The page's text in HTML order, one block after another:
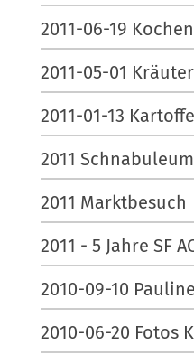
2011-06-19
2011-05-01
2011-01-13
2011 Schnabuleum
2011 Marktbesuch
2011 - 5 Jahre SF
2010-09-10
2010-06-20 Fotos